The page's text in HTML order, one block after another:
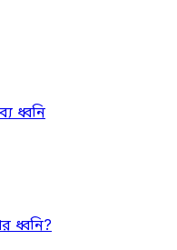
ধ্বনি
ধ্বনি?